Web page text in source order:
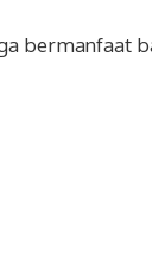
bermanfaat